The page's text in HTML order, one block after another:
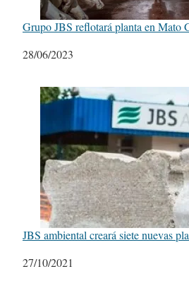
Grupo JBS reflotará planta en Mato
Fecha
28/06/2023
JBS ambiental creará siete nuevas
Fecha
27/10/2021